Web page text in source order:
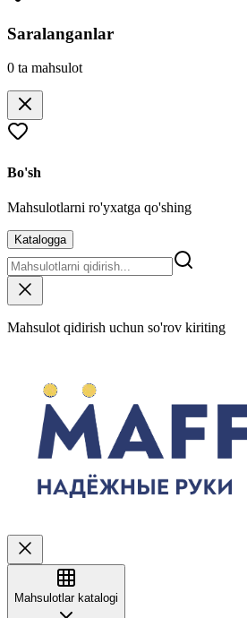
Saralanganlar
0 ta mahsulot
Bo'sh
Mahsulotlarni ro'yxatga qo'shing
Katalogga
Mahsulot qidirish uchun so'rov kiriting
Mahsulotlar katalogi